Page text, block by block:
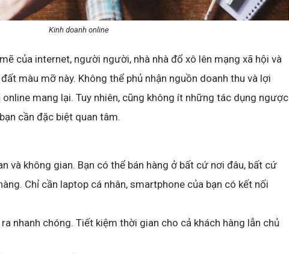
Kinh doanh online
của internet, người người, nhà nhà đổ xô lên mạng xã hội và
màu mỡ này. Không thể phủ nhận nguồn doanh thu và lợi
mang lại. Tuy nhiên, cũng không ít những tác dụng ngược
cần đặc biệt quan tâm.
và không gian. Bạn có thể bán hàng ở bất cứ nơi đâu, bất cứ
Chỉ cần laptop cá nhân, smartphone của bạn có kết nối
nhanh chóng. Tiết kiệm thời gian cho cả khách hàng lẫn chủ